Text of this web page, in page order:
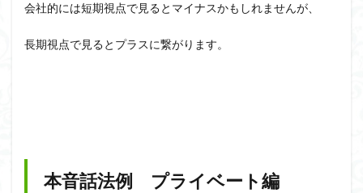
会社的には短期視点で見るとマイナスかもしれませんが、
長期視点で見るとプラスに繋がります。
本音話法例 プライベート編